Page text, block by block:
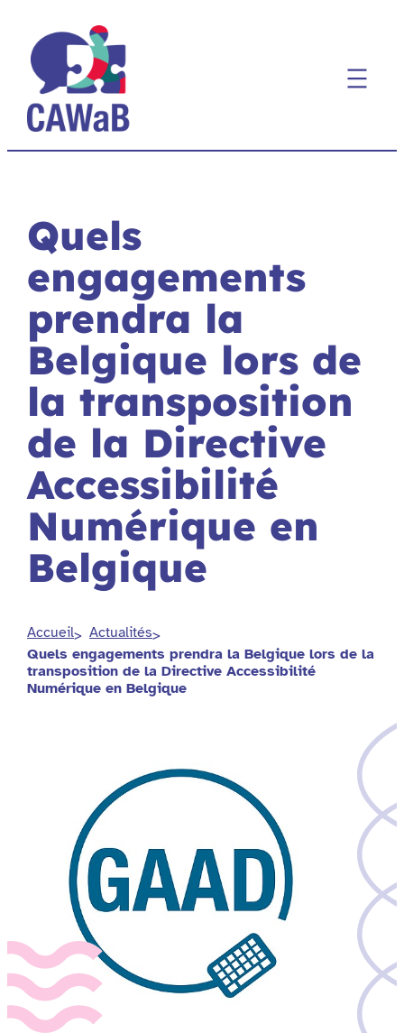
contenu
Quels
engagements
prendra la
Belgique lors de
la transposition
de la Directive
Accessibilité
Numérique en
Belgique
Accueil
Actualités
Quels engagements prendra la Belgique lors de la
transposition de la Directive Accessibilité
Numérique en Belgique